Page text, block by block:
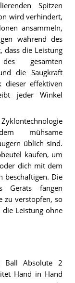
Spitzen
wird verhindert,
ansammeln,
während des
dass die Leistung
gesamten
die Saugkraft
dieser effektiven
jeder Winkel
mühsame
üblich sind.
kaufen, um
dich mit dem
beschäftigen. Die
Geräts fangen
zu verstopfen, so
die Leistung ohne
Ball Absolute 2
Hand in Hand